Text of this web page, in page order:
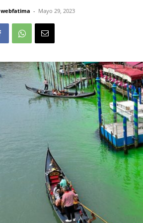
webfatima - Mayo 29, 2023